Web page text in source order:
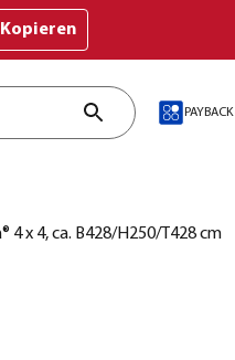
Kopieren
PAYBACK
4 x 4, ca. B428/H250/T428 cm